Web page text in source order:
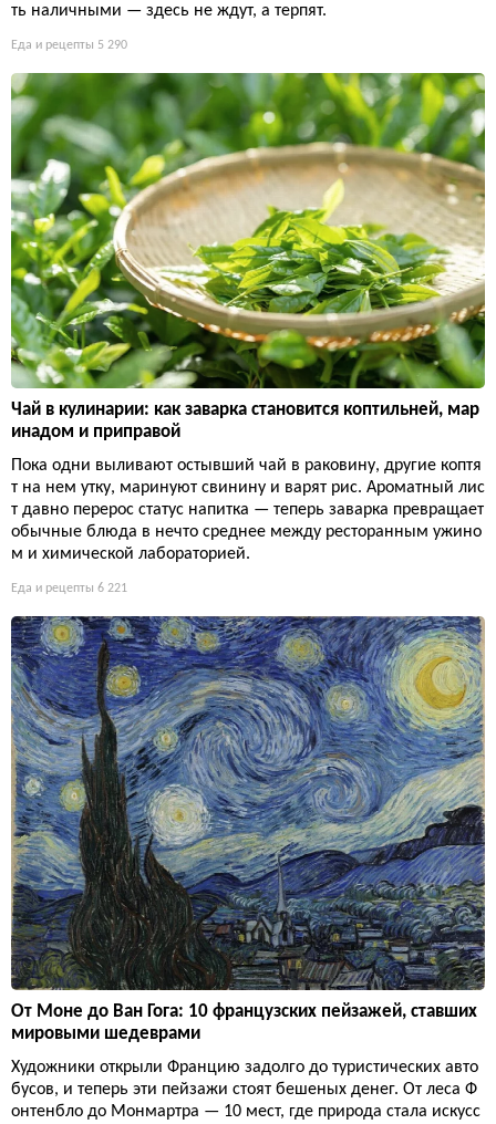
ть наличными — здесь не ждут, а терпят.
Еда и рецепты 5 290
Чай в кулинарии: как заварка становится коптильней, мар
инадом и приправой
Пока одни выливают остывший чай в раковину, другие коптя
т на нем утку, маринуют свинину и варят рис. Ароматный лис
т давно перерос статус напитка — теперь заварка превращает
обычные блюда в нечто среднее между ресторанным ужино
м и химической лабораторией.
Еда и рецепты 6 221
От Моне до Ван Гога: 10 французских пейзажей, ставших
мировыми шедеврами
Художники открыли Францию задолго до туристических авто
бусов, и теперь эти пейзажи стоят бешеных денег. От леса Ф
онтенбло до Монмартра — 10 мест, где природа стала искусс